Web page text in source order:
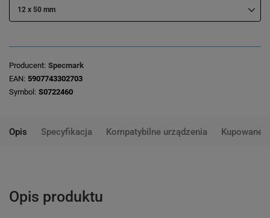
12 x 50 mm
Producent Specmark
EAN 5907743302703
Symbol S0722460
Opis Specyfikacja Kompatybilne urządzenia Kupowane
Opis produktu